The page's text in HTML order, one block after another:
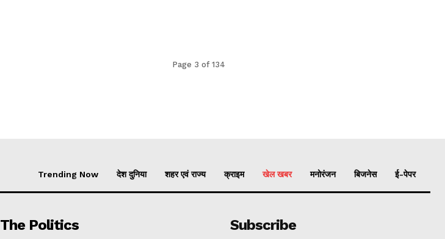
Page 3 of 134
Trending Now देश दुनिया शहर एवं राज्य क्राइम खेल खबर मनोरंजन बिजनेस ई-पेपर
The Politics Subscribe